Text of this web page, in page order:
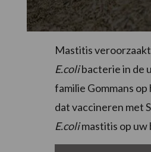
Mastitis
E.colibacterie in de
familie Gommans
dat vaccineren met
E.colimastitis op uw